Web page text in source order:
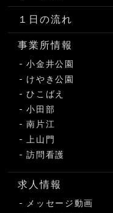
１日の流れ
事業所情報
小金井公園
けやき公園
ひこばえ
小田部
南片江
上山門
訪問看護
求人情報
メッセージ動画